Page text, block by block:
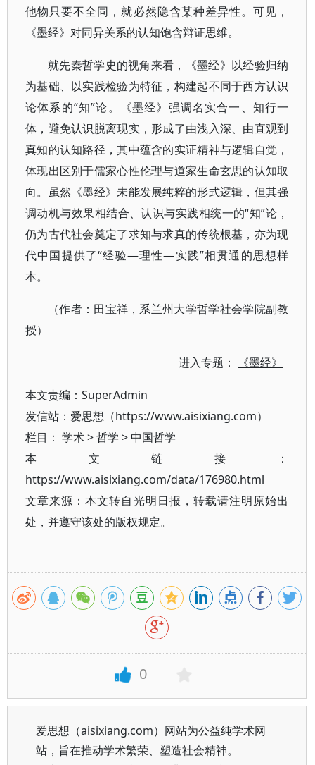
他物只要不全同，就必然隐含某种差异性。可见，
《墨经》对同异关系的认知饱含辩证思维。
就先秦哲学史的视角来看，《墨经》以经验归纳
为基础、以实践检验为特征，构建起不同于西方认识
论体系的“知”论。《墨经》强调名实合一、知行一
体，避免认识脱离现实，形成了由浅入深、由直观到
真知的认知路径，其中蕴含的实证精神与逻辑自觉，
体现出区别于儒家心性伦理与道家生命玄思的认知取
向。虽然《墨经》未能发展纯粹的形式逻辑，但其强
调动机与效果相结合、认识与实践相统一的“知”论，
仍为古代社会奠定了求知与求真的传统根基，亦为现
代中国提供了“经验—理性—实践”相贯通的思想样
本。
（作者：田宝祥，系兰州大学哲学社会学院副教
授）
进入专题： 《墨经》
本文责编： SuperAdmin
发信站：爱思想（https://www.aisixiang.com）
栏目： 学术>哲学 >中国哲学
本文链接：
https://www.aisixiang.com/data/176980.html
文章来源：本文转自光明日报，转载请注明原始出
处，并遵守该处的版权规定。
0
爱思想（aisixiang.com）网站为公益纯学术网
站，旨在推动学术繁荣、塑造社会精神。